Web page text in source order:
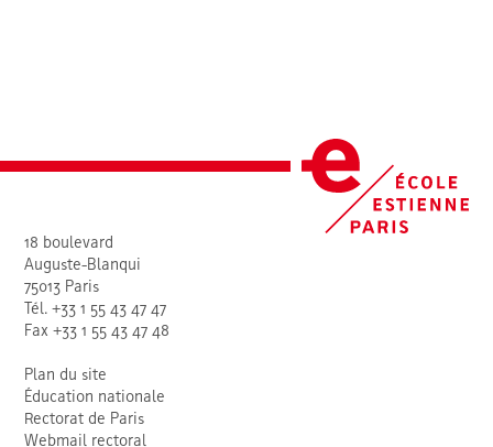
18 boulevard
Auguste-Blanqui
75013 Paris
Tél. +33 1 55 43 47 47
Fax +33 1 55 43 47 48
Plan du site
Éducation nationale
Rectorat de Paris
Webmail rectoral